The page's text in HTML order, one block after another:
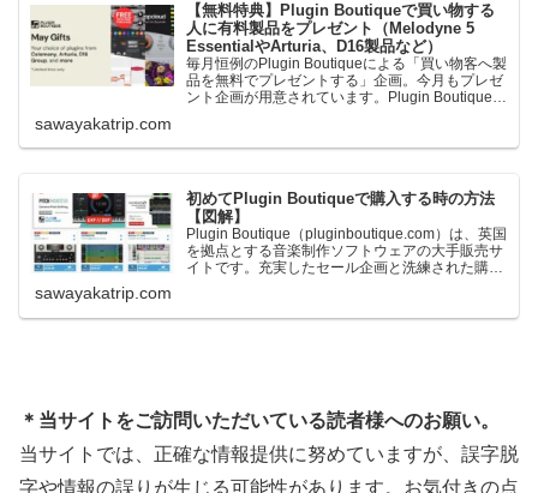
【無料特典】Plugin Boutiqueで買い物する
人に有料製品をプレゼント（Melodyne 5
EssentialやArturia、D16製品など）
毎月恒例のPlugin Boutiqueによる「買い物客へ製
品を無料でプレゼントする」企画。今月もプレゼ
ント企画が用意されています。Plugin Boutiqueで
ます。＊無料配布終了予定日：日本時間：
sawayakatrip.com
初めてPlugin Boutiqueで購入する時の方法
【図解】
Plugin Boutique（pluginboutique.com）は、英国
を拠点とする音楽制作ソフトウェアの大手販売サ
イトです。充実したセール企画と洗練された購入
に知っておきたいこと価格表示に…
sawayakatrip.com
＊当サイトをご訪問いただいている読者様へのお願い。
当サイトでは、正確な情報提供に努めていますが、誤字脱
字や情報の誤りが生じる可能性があります。お気付きの点